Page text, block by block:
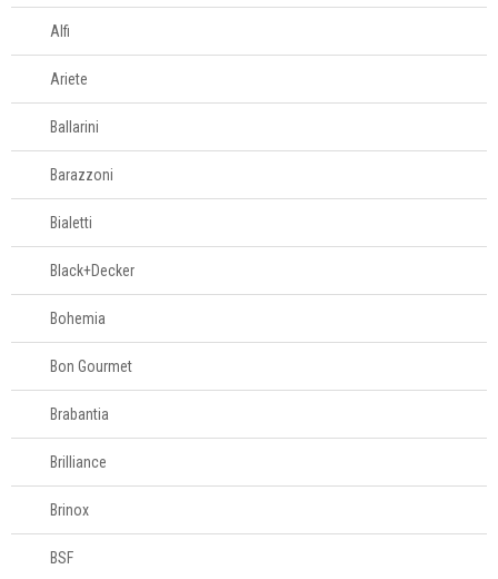
Alfi
Ariete
Ballarini
Barazzoni
Bialetti
Black+Decker
Bohemia
Bon Gourmet
Brabantia
Brilliance
Brinox
BSF